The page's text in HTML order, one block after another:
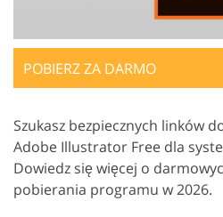
POBIERZ ZA DARMO
Szukasz bezpiecznych linków
Adobe Illustrator Free dla
Dowiedz się więcej o
pobierania programu w 2026.